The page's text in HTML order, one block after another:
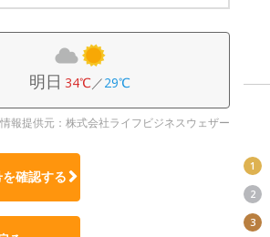
明日 34℃／29℃
報提供元：株式会社ライフビジネスウェザー
確認する
1
2
3